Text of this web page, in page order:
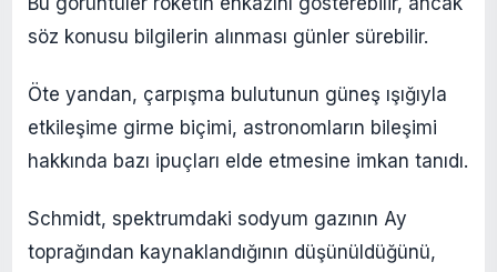
söz konusu bilgilerin alınması günler sürebilir.
Öte yandan, çarpışma bulutunun güneş ışığıyla
etkileşime girme biçimi, astronomların bileşimi
hakkında bazı ipuçları elde etmesine imkan tanıdı.
Schmidt, spektrumdaki sodyum gazının Ay
toprağından kaynaklandığının düşünüldüğünü,